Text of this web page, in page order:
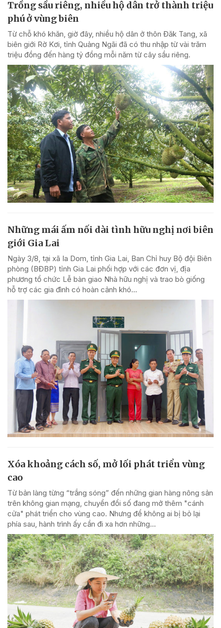
Trồng sầu riêng, nhiều hộ dân trở thành triệu
phú ở vùng biên
Từ chỗ khó khăn, giờ đây, nhiều hộ dân ở thôn Đăk Tang, xã
biên giới Rờ Kơi, tỉnh Quảng Ngãi đã có thu nhập từ vài trăm
triệu đồng đến hàng tỷ đồng mỗi năm từ cây sầu riêng.
Những mái ấm nối dài tình hữu nghị nơi biên
giới Gia Lai
Ngày 3/8, tại xã Ia Dom, tỉnh Gia Lai, Ban Chỉ huy Bộ đội Biên
phòng (BĐBP) tỉnh Gia Lai phối hợp với các đơn vị, địa
phương tổ chức Lễ bàn giao Nhà hữu nghị và trao bò giống
hỗ trợ các gia đình có hoàn cảnh khó...
Xóa khoảng cách số, mở lối phát triển vùng
cao
Từ bản làng từng “trắng sóng” đến những gian hàng nông sản
trên không gian mạng, chuyển đổi số đang mở thêm "cánh
cửa" phát triển cho vùng cao. Nhưng để không ai bị bỏ lại
phía sau, hành trình ấy cần đi xa hơn những...